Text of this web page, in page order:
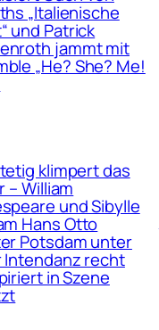
„Italienische
und Patrick
jammt mit
„He? She? Me!
klimpert das
– William
und Sibylle
Hans Otto
Potsdam unter
Intendanz recht
in Szene